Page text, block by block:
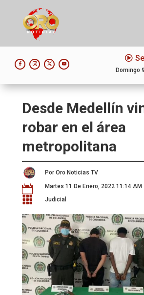
Domingo
Desde Medellín
robar en el área
metropolitana
Por Oro Noticias TV
 Martes 11 De Enero, 2022 11:14 AM
 Judicial